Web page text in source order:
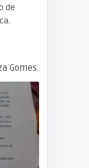
de
Gomes.